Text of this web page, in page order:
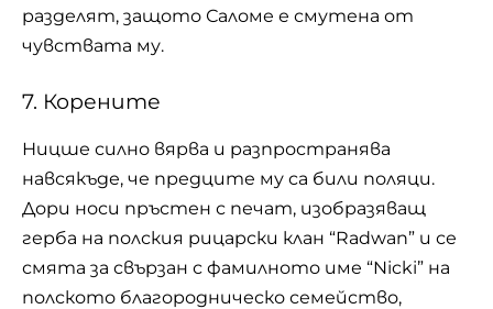
разделят, защото Саломе е смутена от
чувствата му.
7. Корените
Ницше силно вярва и разпространява
навсякъде, че предците му са били поляци.
Дори носи пръстен с печат, изобразяващ
герба на полския рицарски клан “Radwan” и се
смята за свързан с фамилното име “Nicki” на
полското благородническо семейство,